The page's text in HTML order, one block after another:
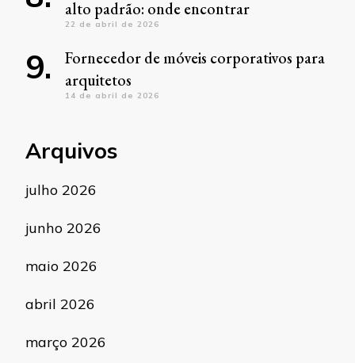
alto padrão: onde encontrar
22 de abril de 2026
Fornecedor de móveis corporativos para
arquitetos
14 de abril de 2026
Arquivos
julho 2026
junho 2026
maio 2026
abril 2026
março 2026